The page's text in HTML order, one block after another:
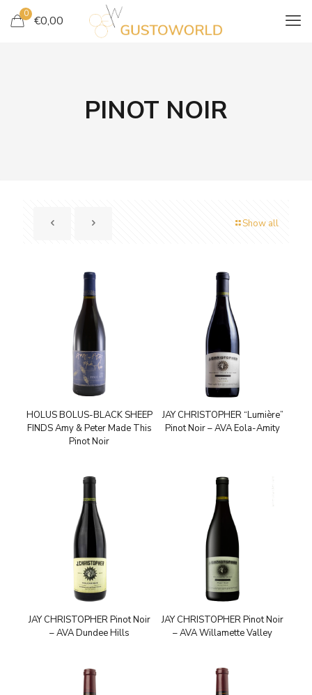
0 €0,00
PINOT NOIR
Show all
HOLUS BOLUS-BLACK SHEEP
FINDS Amy & Peter Made This
Pinot Noir
JAY CHRISTOPHER “Lumière”
Pinot Noir – AVA Eola-Amity
JAY CHRISTOPHER Pinot Noir
– AVA Dundee Hills
JAY CHRISTOPHER Pinot Noir
– AVA Willamette Valley